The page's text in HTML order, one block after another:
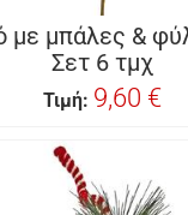
με μπάλες &
Σετ 6 τμχ
Τιμή: 9,60 €